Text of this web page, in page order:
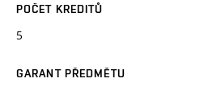
POČET KREDITŮ
5
GARANT PŘEDMĚTU